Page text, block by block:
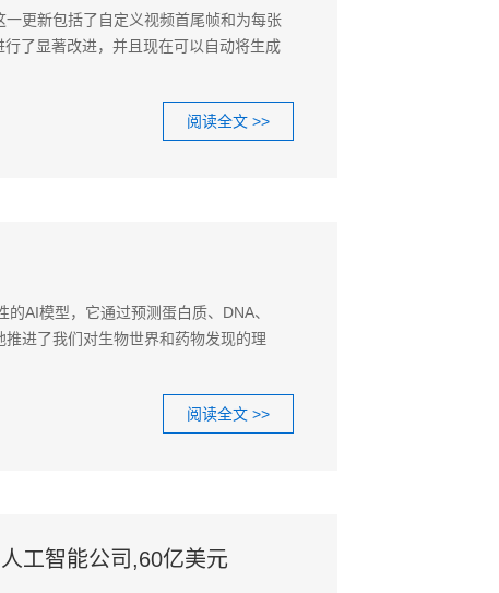
更新包括了自定义视频首尾帧和为每张
了显著改进，并且现在可以自动将生成
阅读全文 >>
AI模型，它通过预测蛋白质、DNA、
进了我们对生物世界和药物发现的理
阅读全文 >>
工智能公司,60亿美元